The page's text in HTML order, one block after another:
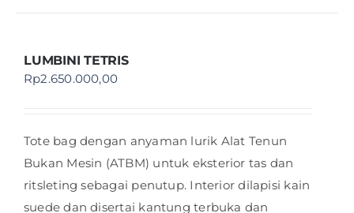
LUMBINI TETRIS
Rp2.650.000,00
Tote bag dengan anyaman lurik Alat Tenun
Bukan Mesin (ATBM) untuk eksterior tas dan
ritsleting sebagai penutup. Interior dilapisi kain
suede dan disertai kantung terbuka dan